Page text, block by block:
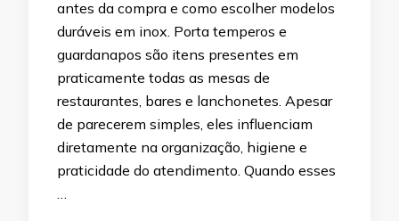
antes da compra e como escolher modelos
duráveis em inox. Porta temperos e
guardanapos são itens presentes em
praticamente todas as mesas de
restaurantes, bares e lanchonetes. Apesar
de parecerem simples, eles influenciam
diretamente na organização, higiene e
praticidade do atendimento. Quando esses
…